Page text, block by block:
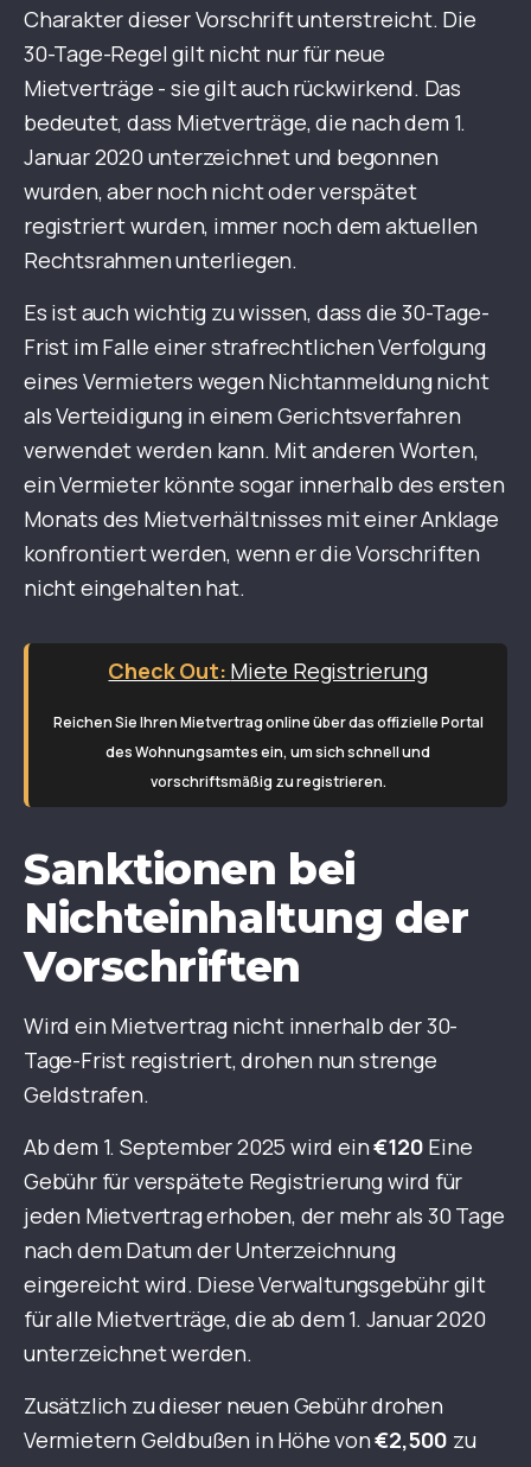
Charakter dieser Vorschrift unterstreicht. Die
30-Tage-Regel gilt nicht nur für neue
Mietverträge - sie gilt auch rückwirkend. Das
bedeutet, dass Mietverträge, die nach dem 1.
Januar 2020 unterzeichnet und begonnen
wurden, aber noch nicht oder verspätet
registriert wurden, immer noch dem aktuellen
Rechtsrahmen unterliegen.
Es ist auch wichtig zu wissen, dass die 30-Tage-
Frist im Falle einer strafrechtlichen Verfolgung
eines Vermieters wegen Nichtanmeldung nicht
als Verteidigung in einem Gerichtsverfahren
verwendet werden kann. Mit anderen Worten,
ein Vermieter könnte sogar innerhalb des ersten
Monats des Mietverhältnisses mit einer Anklage
konfrontiert werden, wenn er die Vorschriften
nicht eingehalten hat.
Miete Registrierung
Reichen Sie Ihren Mietvertrag online über das offizielle Portal
des Wohnungsamtes ein, um sich schnell und
vorschriftsmäßig zu registrieren.
Sanktionen bei
Nichteinhaltung der
Vorschriften
Wird ein Mietvertrag nicht innerhalb der 30-
Tage-Frist registriert, drohen nun strenge
Geldstrafen.
Ab dem 1. September 2025 wird ein€120 Eine
Gebühr für verspätete Registrierung wird für
jeden Mietvertrag erhoben, der mehr als 30 Tage
nach dem Datum der Unterzeichnung
eingereicht wird. Diese Verwaltungsgebühr gilt
für alle Mietverträge, die ab dem 1. Januar 2020
unterzeichnet werden.
Zusätzlich zu dieser neuen Gebühr drohen
Vermietern Geldbußen in Höhe von€2,500 zu